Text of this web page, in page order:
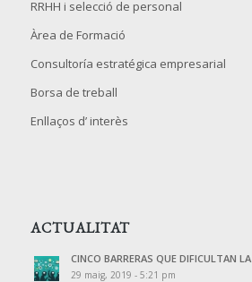
RRHH i selecció de personal
Àrea de Formació
Consultoría estratégica empresarial
Borsa de treball
Enllaços d’ interès
ACTUALITAT
CINCO BARRERAS QUE DIFICULTAN
29 maig, 2019 - 5:21 pm